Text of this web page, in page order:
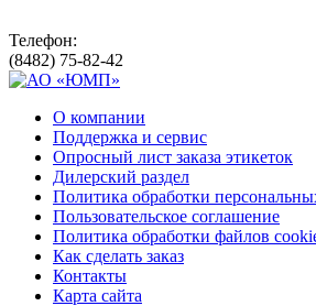
Телефон:
(8482) 75-82-42
О компании
Поддержка и сервис
Опросный лист заказа этикеток
Дилерский раздел
Политика обработки
Пользовательское соглашение
Политика обработки файлов
Как сделать заказ
Контакты
Карта сайта